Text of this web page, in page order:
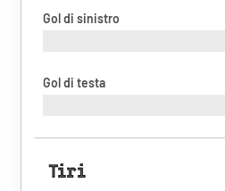
Gol di sinistro
Gol di testa
Tiri